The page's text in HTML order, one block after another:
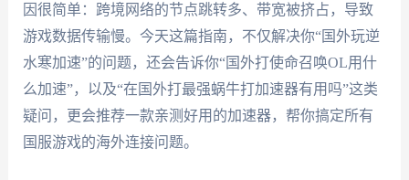
因很简单：跨境网络的节点跳转多、带宽被挤占，导致
游戏数据传输慢。今天这篇指南，不仅解决你“国外玩逆
水寒加速”的问题，还会告诉你“国外打使命召唤OL用什
么加速”，以及“在国外打最强蜗牛打加速器有用吗”这类
疑问，更会推荐一款亲测好用的加速器，帮你搞定所有
国服游戏的海外连接问题。